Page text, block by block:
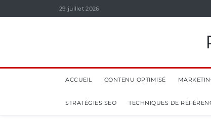
29 juillet 2026
ACCUEIL CONTENU OPTIMISÉ
STRATÉGIES SEO TECHNIQUES DE